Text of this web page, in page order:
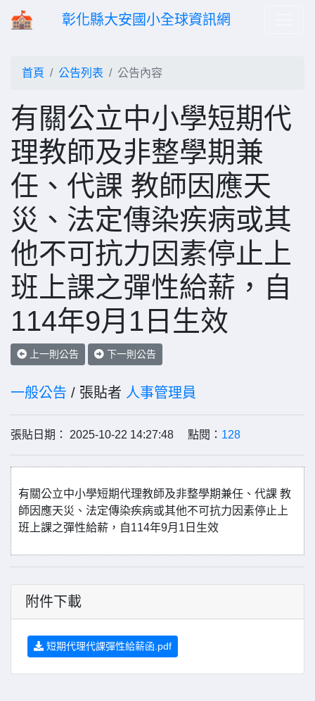
彰化縣大安國小全球資訊網
首頁 公告列表 公告內容
有關公立中小學短期代
理教師及非整學期兼
任、代課 教師因應天
災、法定傳染疾病或其
他不可抗力因素停止上
班上課之彈性給薪，自
114年9月1日生效
上一則公告 下一則公告
一般公告 / 張貼者 人事管理員
張貼日期： 2025-10-22 14:27:48 點閱： 128
有關公立中小學短期代理教師及非整學期兼任、代課 教
師因應天災、法定傳染疾病或其他不可抗力因素停止上
班上課之彈性給薪，自114年9月1日生效
附件下載
短期代理代課彈性給薪函.pdf